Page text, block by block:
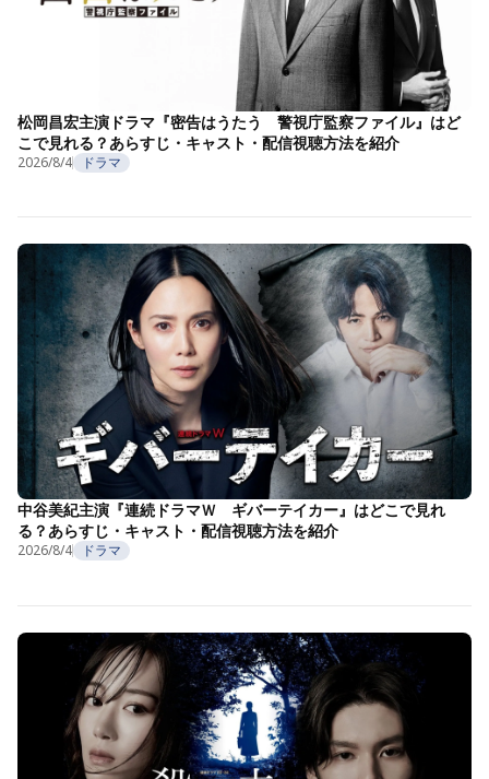
松岡昌宏主演ドラマ『密告はうたう 警視庁監察ファイル』はど
こで見れる？あらすじ・キャスト・配信視聴方法を紹介
2026/8/4 ドラマ
中谷美紀主演『連続ドラマＷ ギバーテイカー』はどこで見れ
る？あらすじ・キャスト・配信視聴方法を紹介
2026/8/4 ドラマ